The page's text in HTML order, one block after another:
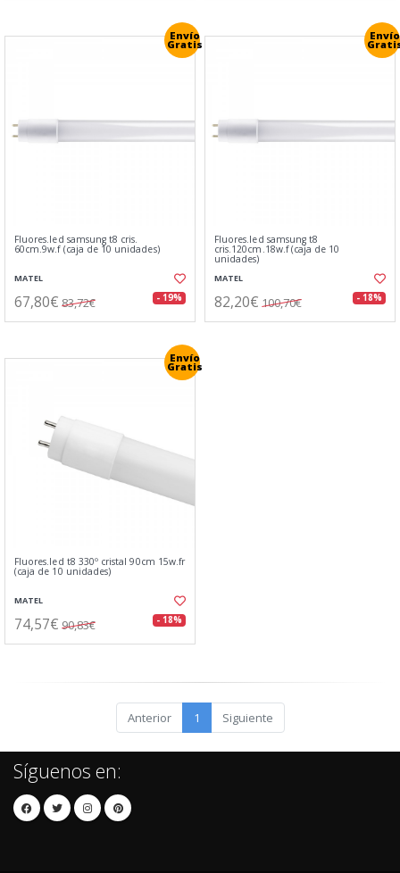
Envío
Gratis
Fluores.led samsung t8 cris.
60cm.9w.f (caja de 10 unidades)
MATEL
67,80€ 83,72€ - 19%
Envío
Fluores.led samsung t8
cris.120cm.18w.f (caja de 10
unidades)
MATEL
82,20€ 100,70€ - 18%
Envío
Gratis
Fluores.led t8 330º cristal 90cm 15w.fr
(caja de 10 unidades)
MATEL
74,57€ 90,83€ - 18%
Anterior 1 Siguiente
Síguenos en: